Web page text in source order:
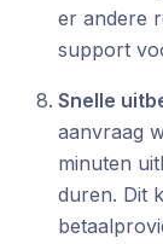
er andere
support
Snelle
aanvraag
minuten
duren. Dit